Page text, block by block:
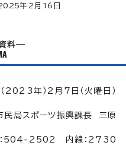
年2月 16 日
料
2023年）2月7日（火曜日）
民局スポーツ振興課長 三原
：504-2502 内線：2730